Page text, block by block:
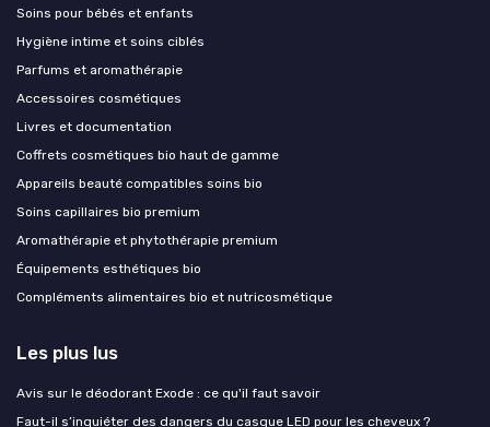
Soins pour bébés et enfants
Hygiène intime et soins ciblés
Parfums et aromathérapie
Accessoires cosmétiques
Livres et documentation
Coffrets cosmétiques bio haut de gamme
Appareils beauté compatibles soins bio
Soins capillaires bio premium
Aromathérapie et phytothérapie premium
Équipements esthétiques bio
Compléments alimentaires bio et nutricosmétique
Les plus lus
Avis sur le déodorant Exode : ce qu'il faut savoir
Faut-il s’inquiéter des dangers du casque LED pour les cheveux ?